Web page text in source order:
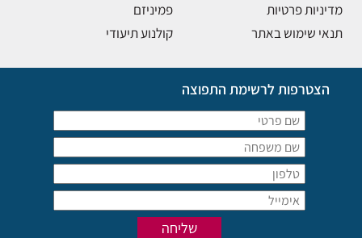
מדיניות פרטיות
תנאי שימוש באתר
פמיניזם
קולנוע תיעודי
הצטרפות לרשימת התפוצה